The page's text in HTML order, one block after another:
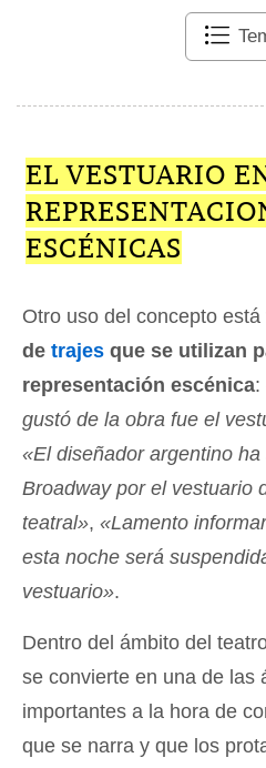
EL VESTUARIO
ESCÉNICAS
Otro uso del concepto está
de trajes que se utilizan
representación escénica:
gustó de la obra fue el
«El diseñador argentino
Broadway por el vestuario
teatral», «Lamento
esta noche será
vestuario».
Dentro del ámbito del
se convierte en una de las
importantes a la hora de
que se narra y que los